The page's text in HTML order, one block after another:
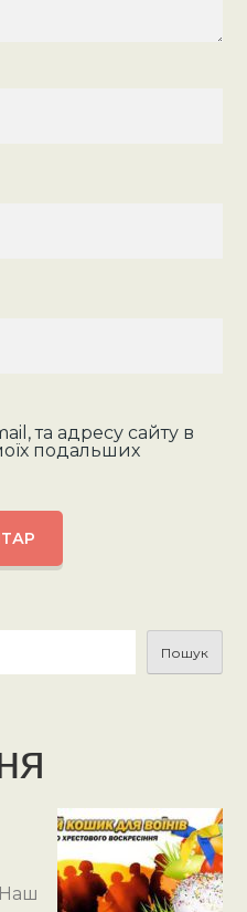
та адресу сайту в
подальших
Пошук
Наш